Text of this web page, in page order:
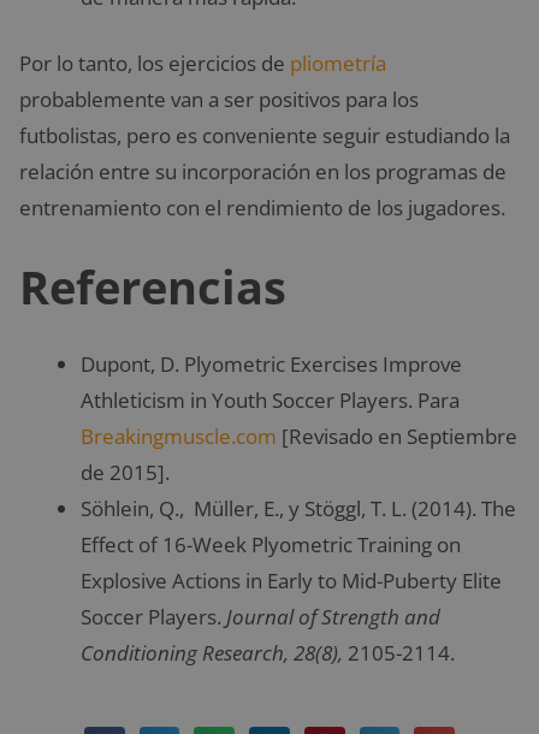
Por lo tanto, los ejercicios de pliometría
probablemente van a ser positivos para los
futbolistas, pero es conveniente seguir estudiando la
relación entre su incorporación en los programas de
entrenamiento con el rendimiento de los jugadores.
Referencias
Dupont, D. Plyometric Exercises Improve
Athleticism in Youth Soccer Players. Para
Breakingmuscle.com [Revisado en Septiembre
de 2015].
Söhlein, Q., Müller, E., y Stöggl, T. L. (2014). The
Effect of 16-Week Plyometric Training on
Explosive Actions in Early to Mid-Puberty Elite
Soccer Players. Journal of Strength and
Conditioning Research, 28(8), 2105-2114.